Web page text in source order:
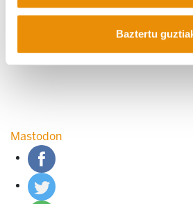
Baztertu
Telf. +34 94 403 77 99
Telf. +33 (0) 559 25 65 52
Mastodon